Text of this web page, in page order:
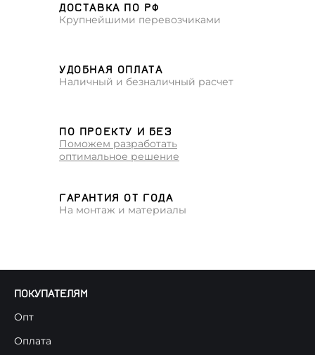
ДОСТАВКА ПО РФ
Крупнейшими перевозчиками
УДОБНАЯ ОПЛАТА
Наличный и безналичный расчет
ПО ПРОЕКТУ И БЕЗ
Поможем разработать
оптимальное решение
ГАРАНТИЯ ОТ ГОДА
На монтаж и материалы
ПОКУПАТЕЛЯМ
Опт
Оплата